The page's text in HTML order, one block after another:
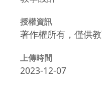
授權資訊
著作權所有，僅供
上傳時間
2023-12-07